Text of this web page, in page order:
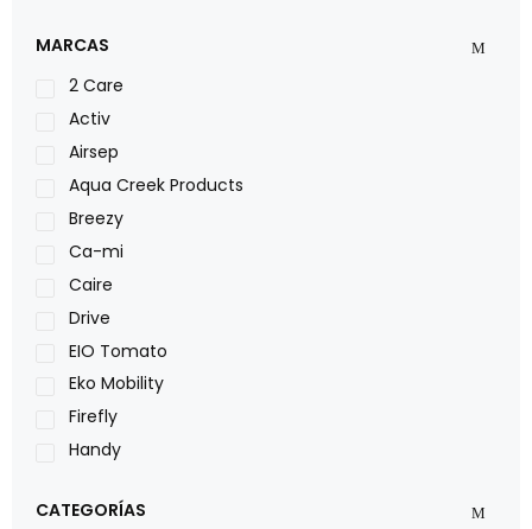
MARCAS
2 Care
Activ
Airsep
Aqua Creek Products
Breezy
Ca-mi
Caire
Drive
EIO Tomato
Eko Mobility
Firefly
Handy
Leggero
CATEGORÍAS